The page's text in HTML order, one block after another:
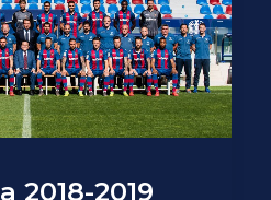
2018-2019